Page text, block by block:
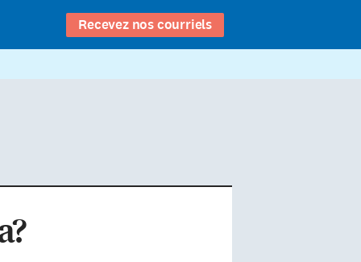
Recevez nos courriels